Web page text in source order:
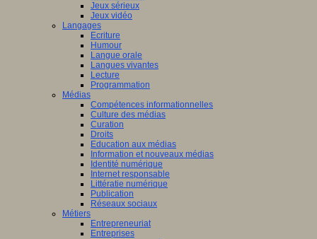
Jeux sérieux
Jeux vidéo
Langages
Ecriture
Humour
Langue orale
Langues vivantes
Lecture
Programmation
Médias
Compétences informationnelles
Culture des médias
Curation
Droits
Education aux médias
Information et nouveaux médias
Identité numérique
Internet responsable
Littératie numérique
Publication
Réseaux sociaux
Métiers
Entrepreneuriat
Entreprises